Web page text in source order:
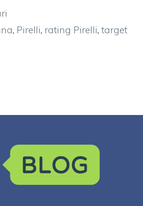
, Pirelli, rating Pirelli,target